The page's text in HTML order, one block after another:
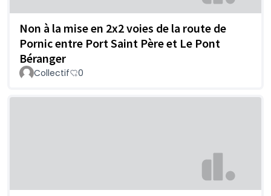
Non à la mise en 2x2 voies de la route de
Pornic entre Port Saint Père et Le Pont
Béranger
Collectif 0